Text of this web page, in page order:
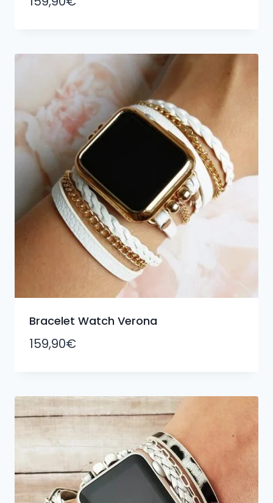
Bracelet Watch Verona
159,90€